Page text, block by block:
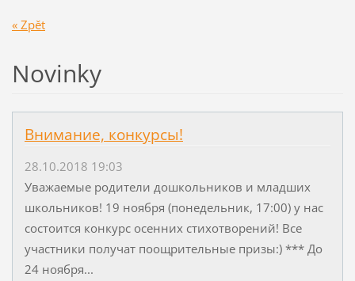
« Zpět
Novinky
Внимание, конкурсы!
28.10.2018 19:03
Уважаемые родители дошкольников и младших
школьников! 19 ноября (понедельник, 17:00) у нас
состоится конкурс осенних стихотворений! Все
участники получат поощрительные призы:) *** До
24 ноября...